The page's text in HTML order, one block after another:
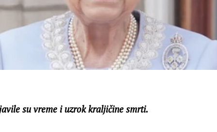
su vreme i uzrok kraljičine smrti.